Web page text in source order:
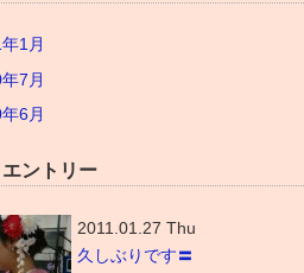
1月
7月
6月
ントリー
2011.01.27 Thu
久しぶりです〓